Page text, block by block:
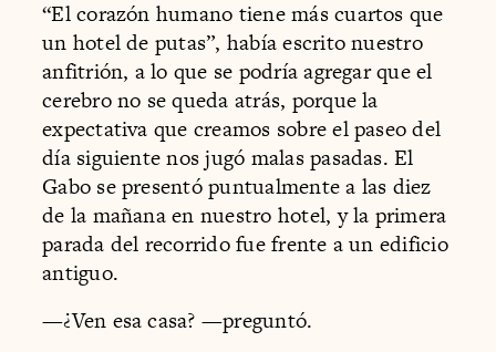
“El corazón humano tiene más cuartos que
un hotel de putas”, había escrito nuestro
anfitrión, a lo que se podría agregar que el
cerebro no se queda atrás, porque la
expectativa que creamos sobre el paseo del
día siguiente nos jugó malas pasadas. El
Gabo se presentó puntualmente a las diez
de la mañana en nuestro hotel, y la primera
parada del recorrido fue frente a un edificio
antiguo.
—¿Ven esa casa? —preguntó.